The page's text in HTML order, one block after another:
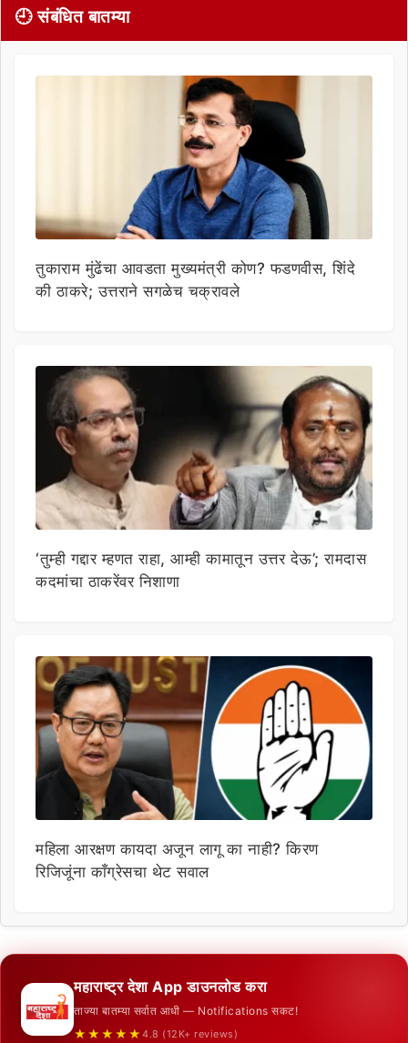
🕘 संबंधित बातम्या
तुकाराम मुंढेंचा आवडता मुख्यमंत्री कोण? फडणवीस, शिंदे
की ठाकरे; उत्तराने सगळेच चक्रावले
‘तुम्ही गद्दार म्हणत राहा, आम्ही कामातून उत्तर देऊ’; रामदास
कदमांचा ठाकरेंवर निशाणा
महिला आरक्षण कायदा अजून लागू का नाही? किरण
रिजिजूंना काँग्रेसचा थेट सवाल
महाराष्ट्र देशा App डाउनलोड करा
ताज्या बातम्या सर्वात आधी — Notifications सकट!
★★★★★ 4.8 (12K+ reviews)